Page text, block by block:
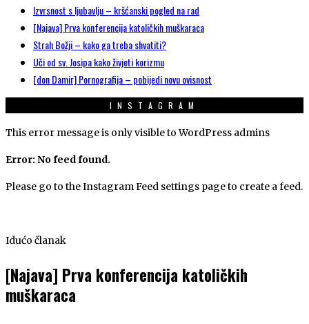
Izvrsnost s ljubavlju – kršćanski pogled na rad
[Najava] Prva konferencija katoličkih muškaraca
Strah Božji – kako ga treba shvatiti?
Uči od sv. Josipa kako živjeti korizmu
[don Damir] Pornografija – pobijedi novu ovisnost
INSTAGRAM
This error message is only visible to WordPress admins
Error: No feed found.
Please go to the Instagram Feed settings page to create a feed.
Idućo članak
[Najava] Prva konferencija katoličkih
muškaraca